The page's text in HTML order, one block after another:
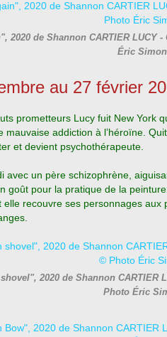
2020 de Shannon CARTIER LUCY
Éric Simon
au 27 février
prometteurs Lucy fuit New York
mauvaise addiction à l’héroïne.
et devient psychothérapeute.
avec un père schizophrène,
goût pour la pratique de la
elle recouvre ses personnages aux
2020 de Shannon CARTIER
Photo Éric